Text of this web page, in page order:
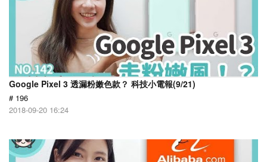
Google Pixel 3 透漏粉嫩色款？ 科技小電報(9/21)
# 196
2018-09-20 16:24